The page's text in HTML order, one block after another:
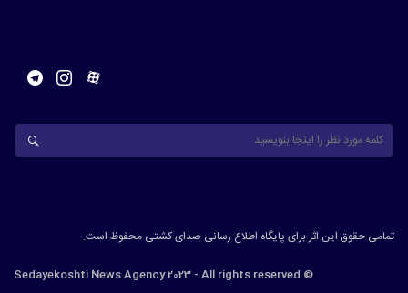
تمامی حقوق این اثر برای پایگاه اطلاع رسانی صدای کشتی محفوظ است.
© Sedayekoshti News Agency 2023 - All rights reserved